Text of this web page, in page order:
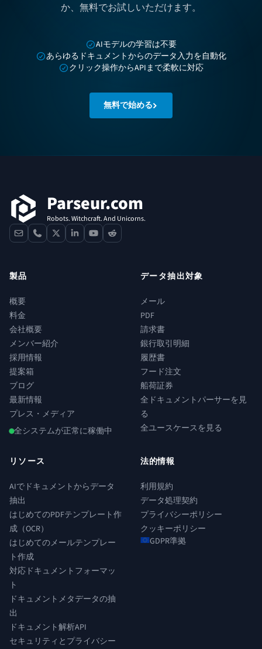
か、無料でお試しいただけます。
AIモデルの学習は不要
あらゆるドキュメントからのデータ入力を自動化
クリック操作からAPIまで柔軟に対応
無料で始める
Parseur.com
Robots. Witchcraft. And Unicorns.
contactphone
x linkedinyoutube
reddit
製品
概要
料金
会社概要
メンバー紹介
採用情報
提案箱
ブログ
最新情報
プレス・メディア
全システムが正常に稼働中
データ抽出対象
メール
PDF
請求書
銀行取引明細
履歴書
フード注文
船荷証券
全ドキュメントパーサーを見
る
全ユースケースを見る
リソース
AIでドキュメントからデータ
抽出
はじめてのPDFテンプレート作
成（OCR）
はじめてのメールテンプレー
ト作成
対応ドキュメントフォーマッ
ト
ドキュメントメタデータの抽
出
ドキュメント解析API
セキュリティとプライバシー
法的情報
利用規約
データ処理契約
プライバシーポリシー
クッキーポリシー
GDPR準拠